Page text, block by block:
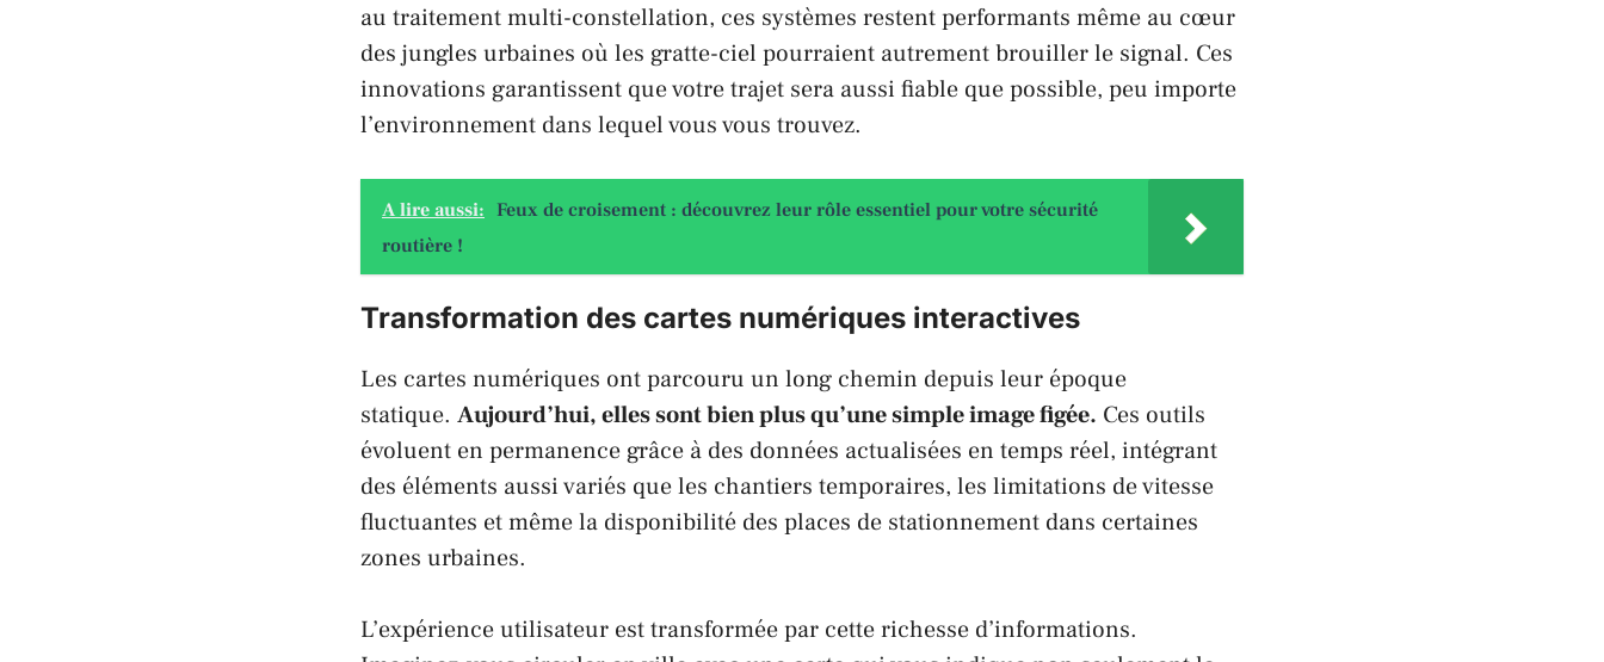
au traitement multi-constellation, ces systèmes restent performants même au cœur
des jungles urbaines où les gratte-ciel pourraient autrement brouiller le signal. Ces
innovations garantissent que votre trajet sera aussi fiable que possible, peu importe
l’environnement dans lequel vous vous trouvez.
A lire aussi: Feux de croisement : découvrez leur rôle essentiel pour votre sécurité
routière !
Transformation des cartes numériques interactives
Les cartes numériques ont parcouru un long chemin depuis leur époque
statique. Aujourd’hui, elles sont bien plus qu’une simple image figée. Ces outils
évoluent en permanence grâce à des données actualisées en temps réel, intégrant
des éléments aussi variés que les chantiers temporaires, les limitations de vitesse
fluctuantes et même la disponibilité des places de stationnement dans certaines
zones urbaines.
L’expérience utilisateur est transformée par cette richesse d’informations.